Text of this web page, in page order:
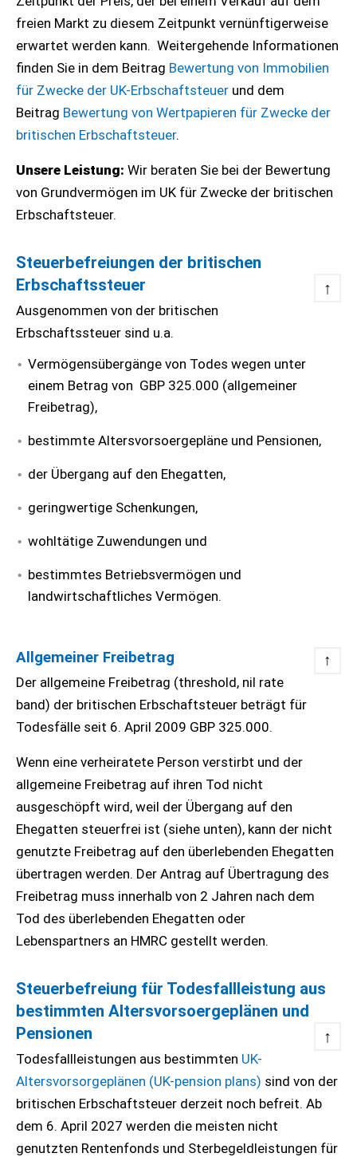
freien Markt zu diesem Zeitpunkt vernünftigerweise
erwartet werden kann. Weitergehende Informationen
finden Sie in dem Beitrag Bewertung von Immobilien
für Zwecke der UK-Erbschaftsteuer und dem
Beitrag Bewertung von Wertpapieren für Zwecke der
britischen Erbschaftsteuer.
Unsere Leistung: Wir beraten Sie bei der Bewertung
von Grundvermögen im UK für Zwecke der britischen
Erbschaftsteuer.
Steuerbefreiungen der britischen
Erbschaftssteuer
↑
Ausgenommen von der britischen
Erbschaftssteuer sind u.a.
Vermögensübergänge von Todes wegen unter
einem Betrag von GBP 325.000 (allgemeiner
Freibetrag),
bestimmte Altersvorsoergepläne und Pensionen,
der Übergang auf den Ehegatten,
geringwertige Schenkungen,
wohltätige Zuwendungen und
bestimmtes Betriebsvermögen und
landwirtschaftliches Vermögen.
Allgemeiner Freibetrag ↑
Der allgemeine Freibetrag (threshold, nil rate
band) der britischen Erbschaftsteuer beträgt für
Todesfälle seit 6. April 2009 GBP 325.000.
Wenn eine verheiratete Person verstirbt und der
allgemeine Freibetrag auf ihren Tod nicht
ausgeschöpft wird, weil der Übergang auf den
Ehegatten steuerfrei ist (siehe unten), kann der nicht
genutzte Freibetrag auf den überlebenden Ehegatten
übertragen werden. Der Antrag auf Übertragung des
Freibetrag muss innerhalb von 2 Jahren nach dem
Tod des überlebenden Ehegatten oder
Lebenspartners an HMRC gestellt werden.
Steuerbefreiung für Todesfallleistung aus
bestimmten Altersvorsoergeplänen und
Pensionen
↑
Todesfallleistungen aus bestimmten UK-
Altersvorsorgeplänen (UK-pension plans) sind von der
britischen Erbschaftsteuer derzeit noch befreit. Ab
dem 6. April 2027 werden die meisten nicht
genutzten Rentenfonds und Sterbegeldleistungen für